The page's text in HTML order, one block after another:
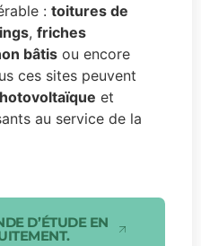
: toitures de
, friches
bâtis ou encore
ces sites peuvent
et
au service de la
D’ÉTUDE EN